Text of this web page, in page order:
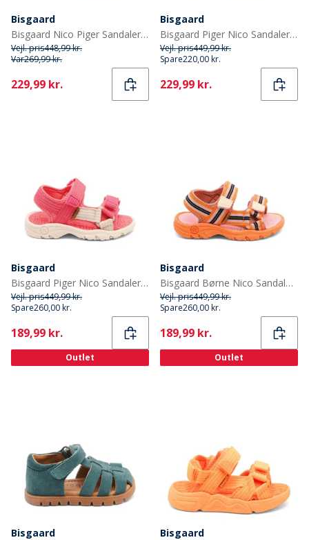
Bisgaard
Bisgaard Nico Piger Sandaler Violet
Vejl. pris448,99 kr.
Var269,99 kr.
Current
229,99 kr.
Bisgaard
Bisgaard Piger Nico Sandaler Pink
Vejl. pris449,99 kr.
Spare220,00 kr.
Current
229,99 kr.
Bisgaard
Bisgaard Piger Nico Sandaler Pink
Vejl. pris449,99 kr.
Spare260,00 kr.
Current
189,99 kr.
Outlet
Bisgaard
Bisgaard Børne Nico Sandaler Orange Mix
Vejl. pris449,99 kr.
Spare260,00 kr.
Current
189,99 kr.
Outlet
Bisgaard
Bisgaard